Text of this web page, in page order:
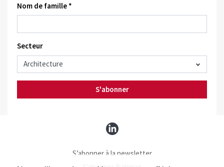
Nom de famille *
Secteur
S'abonner
S’abonner à la newsletter